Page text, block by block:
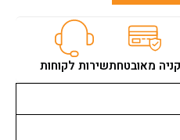
קניה מאובטחתשירות לקוחות